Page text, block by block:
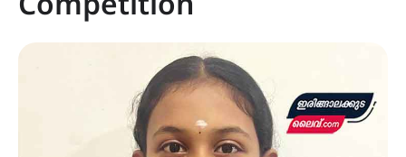
Competition